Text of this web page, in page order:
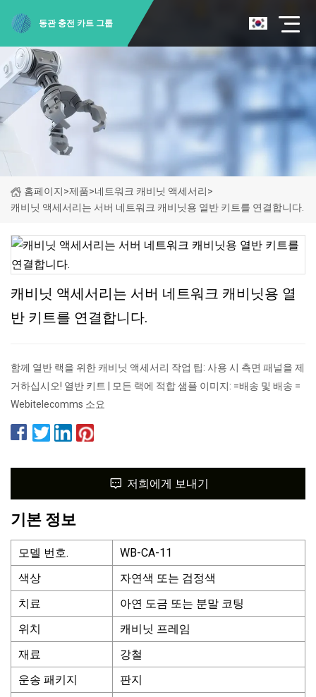
동관 충전 카트 그룹
홈페이지>제품>네트워크 캐비닛 액세서리>
캐비닛 액세서리는 서버 네트워크 캐비닛용 열반 키트를 연결합니다.
캐비닛 액세서리는 서버 네트워크 캐비닛용 열
반 키트를 연결합니다.
함께 열반 랙을 위한 캐비닛 액세서리 작업 팁: 사용 시 측면 패널을 제
거하십시오! 열반 키트 | 모든 랙에 적합 샘플 이미지: =배송 및 배송 =
Webitelecomms 소요
저희에게 보내기
기본 정보
모델 번호.
WB-CA-11
색상
자연색 또는 검정색
치료
아연 도금 또는 분말 코팅
위치
캐비닛 프레임
재료
강철
운송 패키지
판지